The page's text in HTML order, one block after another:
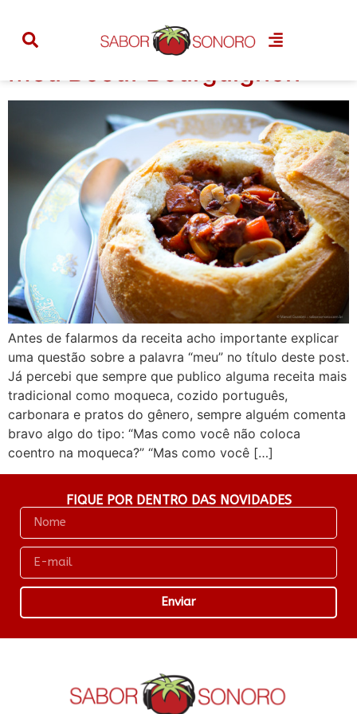
Categoria:frança
Meu Boeuf Bourguignon
Antes de falarmos da receita acho importante explicar
uma questão sobre a palavra “meu” no título deste post.
Já percebi que sempre que publico alguma receita mais
tradicional como moqueca, cozido português,
carbonara e pratos do gênero, sempre alguém comenta
bravo algo do tipo: “Mas como você não coloca
coentro na moqueca?” “Mas como você […]
FIQUE POR DENTRO DAS NOVIDADES
Enviar